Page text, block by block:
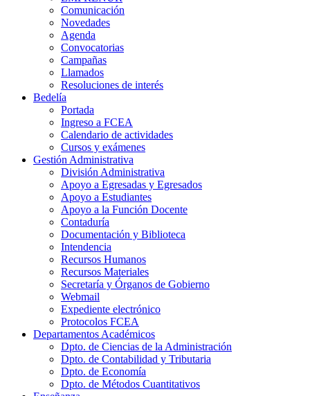
Comunicación
Novedades
Agenda
Convocatorias
Campañas
Llamados
Resoluciones de interés
Bedelía
Portada
Ingreso a FCEA
Calendario de actividades
Cursos y exámenes
Gestión Administrativa
División Administrativa
Apoyo a Egresadas y Egresados
Apoyo a Estudiantes
Apoyo a la Función Docente
Contaduría
Documentación y Biblioteca
Intendencia
Recursos Humanos
Recursos Materiales
Secretaría y Órganos de Gobierno
Webmail
Expediente electrónico
Protocolos FCEA
Departamentos Académicos
Dpto. de Ciencias de la Administración
Dpto. de Contabilidad y Tributaria
Dpto. de Economía
Dpto. de Métodos Cuantitativos